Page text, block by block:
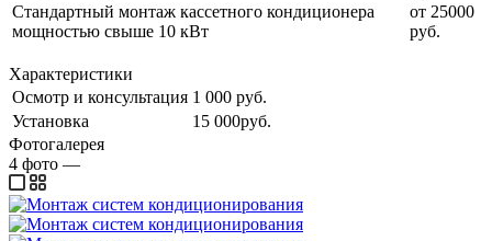
Стандартный монтаж кассетного кондиционера
мощностью свыше 10 кВт
от 25000
руб.
Характеристики
Осмотр и консультация 1 000 руб.
Установка
15 000руб.
Фотогалерея
4 фото —